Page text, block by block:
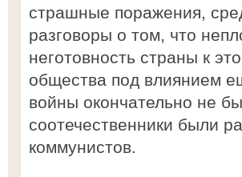
страшные поражения,
разговоры о том, что
неготовность страны к
общества под влиянием
войны окончательно не
соотечественники были
коммунистов.